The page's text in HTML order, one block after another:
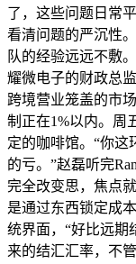
了，这些问题日常
看清问题的严沉性
队的经验远远不敷
耀微电子的财政总
跨境营业笼盖的市
制正在1%以内。周
定的咖啡馆。“你这
的亏。”赵磊听完
完全改变思，焦点
是通过东西锁定成
统界面，“好比远期
来的结汇汇率，不